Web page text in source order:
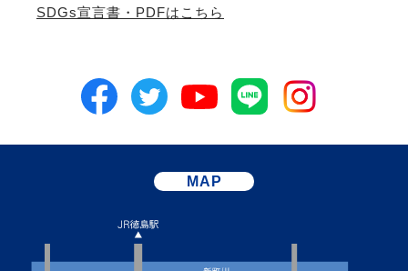
SDGs宣言書・PDFはこちら
MAP